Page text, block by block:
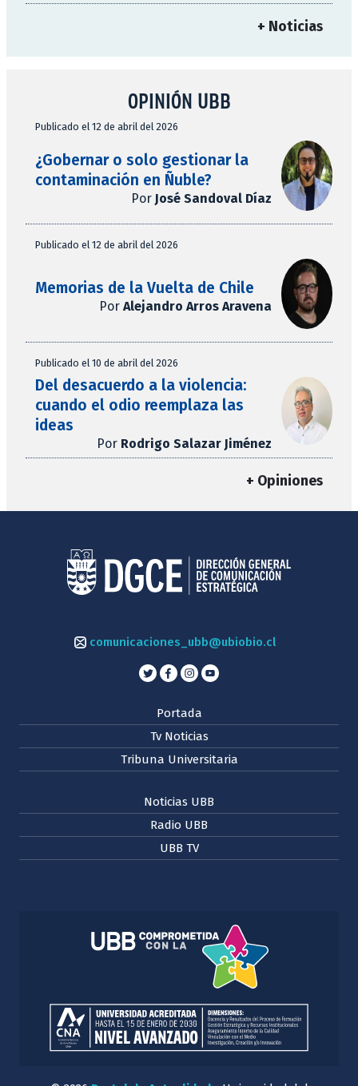
+ Noticias
OPINIÓN UBB
Publicado el 12 de abril del 2026
¿Gobernar o solo gestionar la
contaminación en Ñuble?
Por José Sandoval Díaz
Publicado el 12 de abril del 2026
Memorias de la Vuelta de Chile
Por Alejandro Arros Aravena
Publicado el 10 de abril del 2026
Del desacuerdo a la violencia:
cuando el odio reemplaza las
ideas
Por Rodrigo Salazar Jiménez
+ Opiniones
comunicaciones_ubb@ubiobio.cl
Portada
Tv Noticias
Tribuna Universitaria
Noticias UBB
Radio UBB
UBB TV